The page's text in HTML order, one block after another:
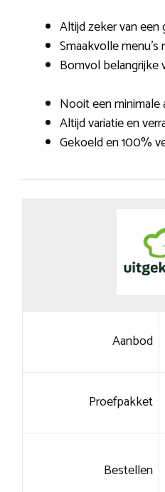
Altijd zeker van een
Smaakvolle
Bomvol belangrijke
Nooit een minimale
Altijd variatie en
Gekoeld en 100%
Aanbod
Proefpakket
Bestellen